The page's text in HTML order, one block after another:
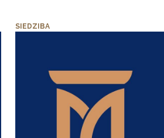
SIEDZIBA